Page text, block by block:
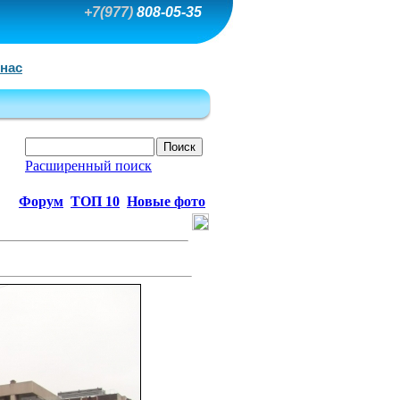
+7(977) 808-05-35
Расширенный поиск
Форум ТОП 10 Новые фото